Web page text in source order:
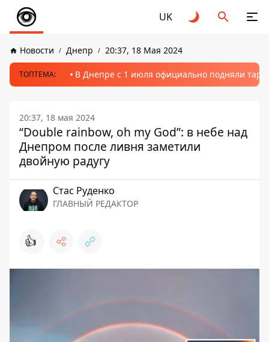
UK
Новости Днепр 20:37, 18 Мая 2024
ТОПТЕМА: В Днепре с 1 июля официально подняли
20:37, 18 мая 2024
“Double rainbow, oh my God”: в небе над
Днепром после ливня заметили
двойную радугу
Стаc Руденко
ГЛАВНЫЙ РЕДАКТОР
👍